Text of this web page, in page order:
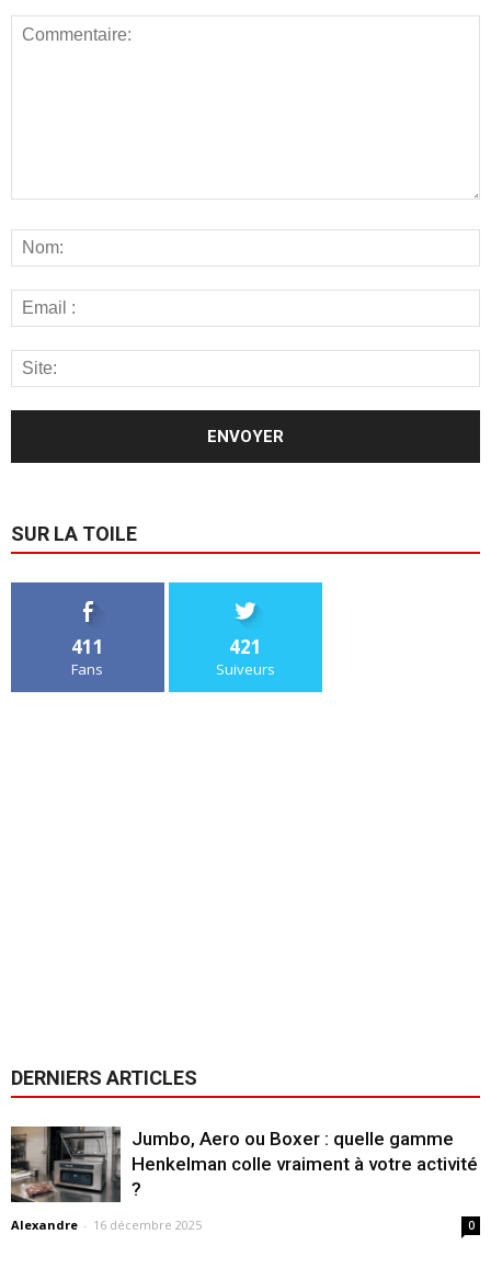
SUR LA TOILE
411
Fans
421
Suiveurs
DERNIERS ARTICLES
Jumbo, Aero ou Boxer : quelle gamme
Henkelman colle vraiment à votre activité
?
Alexandre - 16 décembre 2025 0